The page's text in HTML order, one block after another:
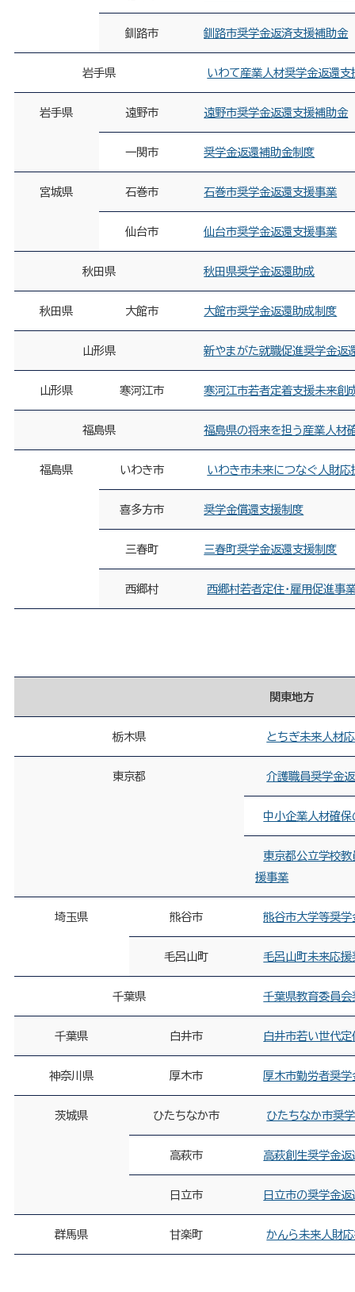
釧路市 釧路市奨学金返済支援補助金
岩手県 いわて産業人材奨学金返還支
岩手県 遠野市 遠野市奨学金返還支援補助金
一関市 奨学金返還補助金制度
宮城県 石巻市 石巻市奨学金返還支援事業
仙台市 仙台市奨学金返還支援事業
秋田県 秋田県奨学金返還助成
秋田県 大館市 大館市奨学金返還助成制度
山形県 新やまがた就職促進奨学金返
山形県 寒河江市 寒河江市若者定着支援未来創
福島県 福島県の将来を担う産業人材
福島県 いわき市 いわき市未来につなぐ人財
喜多方市 奨学金償還支援制度
三春町 三春町奨学金返還支援制度
西郷村 西郷村若者定住・雇用促進事
関東地方
栃木県 とちぎ未来人材
東京都 介護職員奨学金
中小企業人材確
東京都公立学校
援事業
埼玉県 熊谷市 熊谷市大学等奨
毛呂山町 毛呂山町未来応
千葉県 千葉県教育委員
千葉県 白井市 白井市若い世代
神奈川県 厚木市 厚木市勤労者奨
茨城県 ひたちなか市 ひたちなか市奨
高萩市 高萩創生奨学金
日立市 日立市の奨学金
群馬県 甘楽町 かんら未来人財応